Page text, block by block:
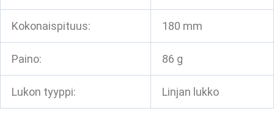
Kokonaispituus: 180 mm
Paino: 86 g
Lukon tyyppi: Linjan lukko